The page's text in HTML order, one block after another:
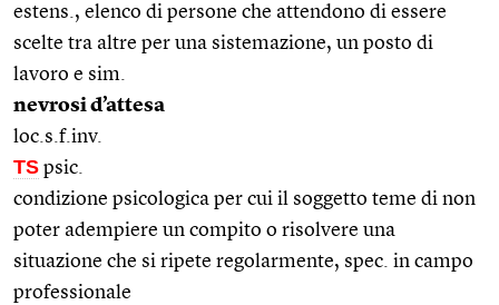
estens., elenco di persone che attendono di essere
scelte tra altre per una sistemazione, un posto di
lavoro e sim.
nevrosi d’attesa
loc.s.f.inv.
TS psic.
condizione psicologica per cui il soggetto teme di non
poter adempiere un compito o risolvere una
situazione che si ripete regolarmente, spec. in campo
professionale